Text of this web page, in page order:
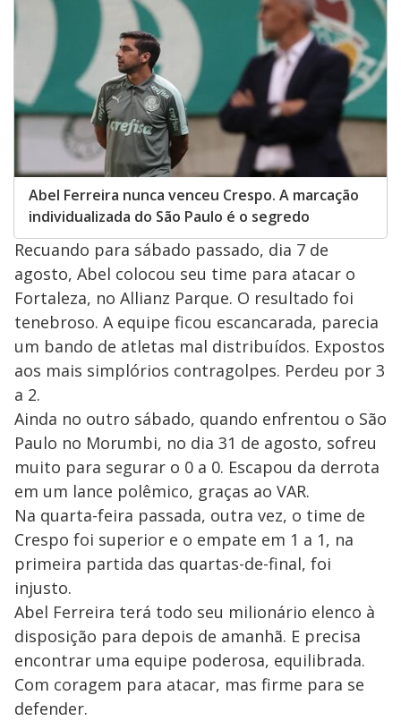
Abel Ferreira nunca venceu Crespo. A marcação
individualizada do São Paulo é o segredo
Recuando para sábado passado, dia 7 de
agosto, Abel colocou seu time para atacar o
Fortaleza, no Allianz Parque. O resultado foi
tenebroso. A equipe ficou escancarada, parecia
um bando de atletas mal distribuídos. Expostos
aos mais simplórios contragolpes. Perdeu por 3
a 2.
Ainda no outro sábado, quando enfrentou o São
Paulo no Morumbi, no dia 31 de agosto, sofreu
muito para segurar o 0 a 0. Escapou da derrota
em um lance polêmico, graças ao VAR.
Na quarta-feira passada, outra vez, o time de
Crespo foi superior e o empate em 1 a 1, na
primeira partida das quartas-de-final, foi
injusto.
Abel Ferreira terá todo seu milionário elenco à
disposição para depois de amanhã. E precisa
encontrar uma equipe poderosa, equilibrada.
Com coragem para atacar, mas firme para se
defender.